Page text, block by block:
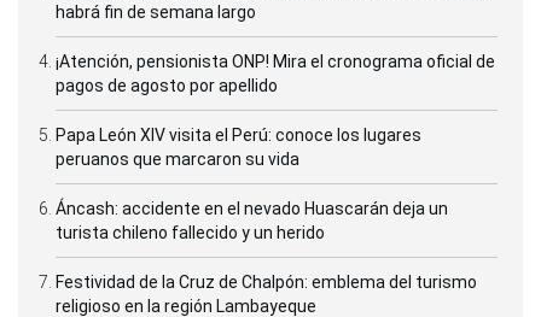
habrá fin de semana largo
¡Atención, pensionista ONP! Mira el cronograma oficial de
pagos de agosto por apellido
Papa León XIV visita el Perú: conoce los lugares
peruanos que marcaron su vida
Áncash: accidente en el nevado Huascarán deja un
turista chileno fallecido y un herido
Festividad de la Cruz de Chalpón: emblema del turismo
religioso en la región Lambayeque